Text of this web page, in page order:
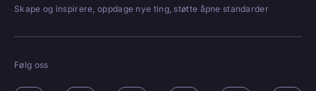
Skape og inspirere, oppdage nye ting, støtte åpne standarder
Følg oss